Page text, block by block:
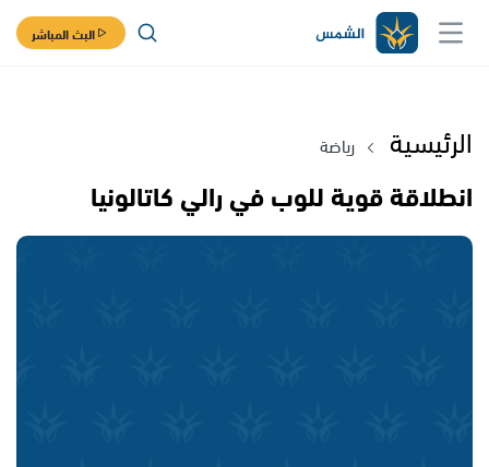
البث المباشر
الرئيسية رياضة
انطلاقة قوية للوب في رالي كاتالونيا